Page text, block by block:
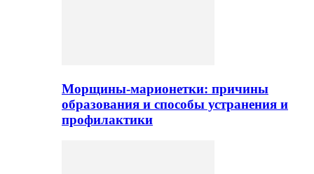
Морщины-марионетки: причины
образования и способы устранения и
профилактики